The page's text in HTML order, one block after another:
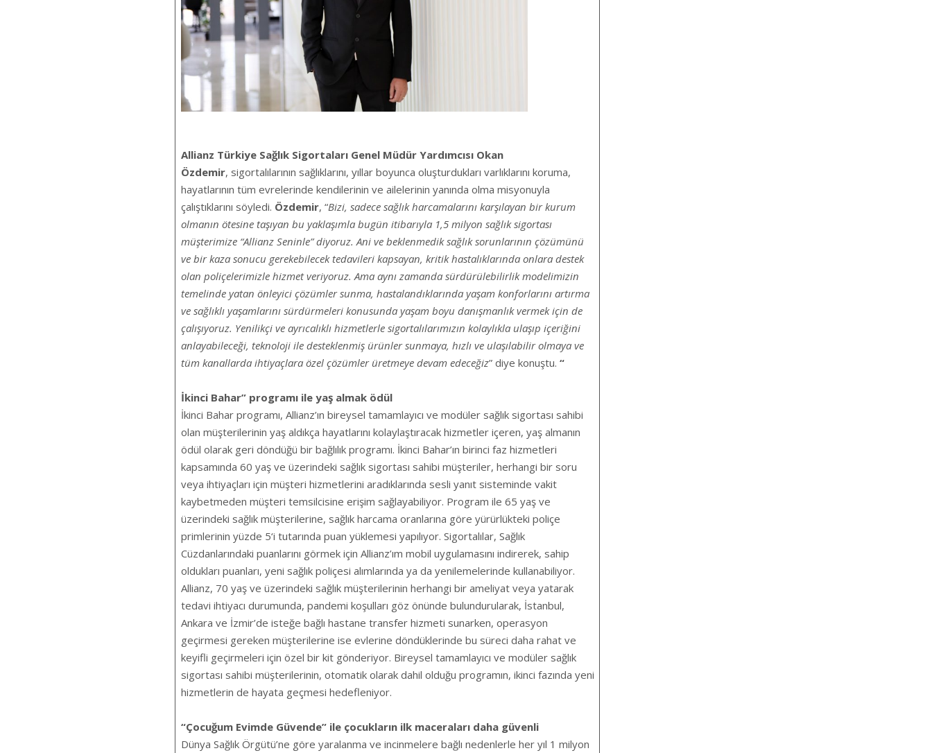
Allianz Türkiye Sağlık Sigortaları Genel Müdür Yardımcısı Okan
Özdemir, sigortalılarının sağlıklarını, yıllar boyunca oluşturdukları varlıklarını koruma,
hayatlarının tüm evrelerinde kendilerinin ve ailelerinin yanında olma misyonuyla
çalıştıklarını söyledi. Özdemir, “Bizi, sadece sağlık harcamalarını karşılayan bir kurum
olmanın ötesine taşıyan bu yaklaşımla bugün itibarıyla 1,5 milyon sağlık sigortası
müşterimize “Allianz Seninle” diyoruz. Ani ve beklenmedik sağlık sorunlarının çözümünü
ve bir kaza sonucu gerekebilecek tedavileri kapsayan, kritik hastalıklarında onlara destek
olan poliçelerimizle hizmet veriyoruz. Ama aynı zamanda sürdürülebilirlik modelimizin
temelinde yatan önleyici çözümler sunma, hastalandıklarında yaşam konforlarını artırma
ve sağlıklı yaşamlarını sürdürmeleri konusunda yaşam boyu danışmanlık vermek için de
çalışıyoruz. Yenilikçi ve ayrıcalıklı hizmetlerle sigortalılarımızın kolaylıkla ulaşıp içeriğini
anlayabileceği, teknoloji ile desteklenmiş ürünler sunmaya, hızlı ve ulaşılabilir olmaya ve
tüm kanallarda ihtiyaçlara özel çözümler üretmeye devam edeceğiz” diye konuştu. “
İkinci Bahar” programı ile yaş almak ödül
İkinci Bahar programı, Allianz’ın bireysel tamamlayıcı ve modüler sağlık sigortası sahibi
olan müşterilerinin yaş aldıkça hayatlarını kolaylaştıracak hizmetler içeren, yaş almanın
ödül olarak geri döndüğü bir bağlılık programı. İkinci Bahar’ın birinci faz hizmetleri
kapsamında 60 yaş ve üzerindeki sağlık sigortası sahibi müşteriler, herhangi bir soru
veya ihtiyaçları için müşteri hizmetlerini aradıklarında sesli yanıt sisteminde vakit
kaybetmeden müşteri temsilcisine erişim sağlayabiliyor. Program ile 65 yaş ve
üzerindeki sağlık müşterilerine, sağlık harcama oranlarına göre yürürlükteki poliçe
primlerinin yüzde 5‘i tutarında puan yüklemesi yapılıyor. Sigortalılar, Sağlık
Cüzdanlarındaki puanlarını görmek için Allianz’ım mobil uygulamasını indirerek, sahip
oldukları puanları, yeni sağlık poliçesi alımlarında ya da yenilemelerinde kullanabiliyor.
Allianz, 70 yaş ve üzerindeki sağlık müşterilerinin herhangi bir ameliyat veya yatarak
tedavi ihtiyacı durumunda, pandemi koşulları göz önünde bulundurularak, İstanbul,
Ankara ve İzmir’de isteğe bağlı hastane transfer hizmeti sunarken, operasyon
geçirmesi gereken müşterilerine ise evlerine döndüklerinde bu süreci daha rahat ve
keyifli geçirmeleri için özel bir kit gönderiyor. Bireysel tamamlayıcı ve modüler sağlık
sigortası sahibi müşterilerinin, otomatik olarak dahil olduğu programın, ikinci fazında yeni
hizmetlerin de hayata geçmesi hedefleniyor.
“Çocuğum Evimde Güvende” ile çocukların ilk maceraları daha güvenli
Dünya Sağlık Örgütü’ne göre yaralanma ve incinmelere bağlı nedenlerle her yıl 1 milyon